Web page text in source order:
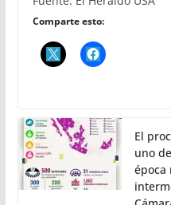
Comparte esto:
El
uno
época